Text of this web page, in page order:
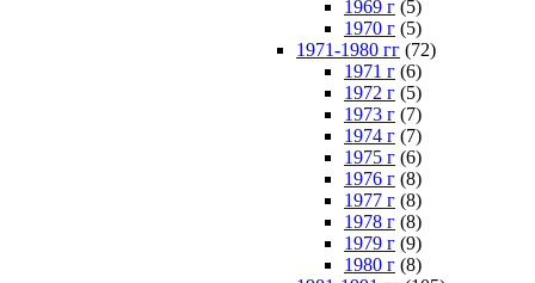
1969 г (5)
1970 г (5)
1971-1980 гг (72)
1971 г (6)
1972 г (5)
1973 г (7)
1974 г (7)
1975 г (6)
1976 г (8)
1977 г (8)
1978 г (8)
1979 г (9)
1980 г (8)